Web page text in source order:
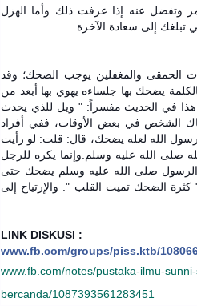
وتفضل عنه إذا عرفت ذلك وأما الهزل
تبلغك إلى سعادة الآخرة
الحمقى والمغفلين يوجب الضحك؛ وقد
يضحك بها جلساءه يهوي بها أبعد من
هذا في الحديث مفسراً: " ويل للذي يحدث
الشخص في بعض الأوقات، ففي أفراد
الله لعله يضحك، قال: قلت: لو رأيت
صلى الله عليه وسلم.وإنما يكره للرجل
الرسول صلى الله عليه وسلم يضحك حتى
كثرة الضحك تميت القلب ". والإرتياح إلى
LINK DISKUSI :
www.fb.com/groups/piss.ktb/
www.fb.com/notes/pustaka-ilmu-
bercanda/1087393561283451